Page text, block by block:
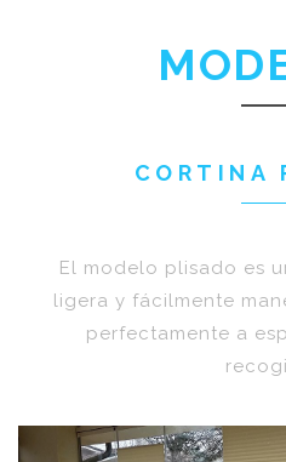
CORTINA
El modelo plisado es
ligera y fácilmente
perfectamente a
Previous